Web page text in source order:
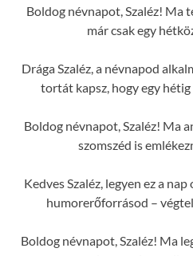
Boldog névnapot, Szaléz! Ma
már csak egy
Drága Szaléz, a névnapod
tortát kapsz, hogy egy
Boldog névnapot, Szaléz! Ma
szomszéd is
Kedves Szaléz, legyen ez a
humorerőforrásod –
Boldog névnapot, Szaléz! Ma